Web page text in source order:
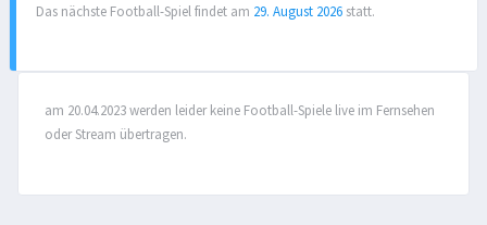
Das nächste Football-Spiel findet am 29. August 2026 statt.
am 20.04.2023 werden leider keine Football-Spiele live im Fernsehen
oder Stream übertragen.